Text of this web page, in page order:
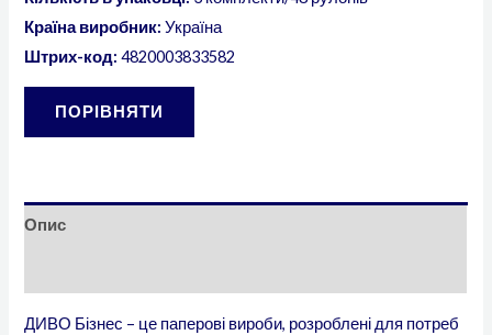
Країна виробник: Україна
Штрих-код:4820003833582
ПОРІВНЯТИ
Опис
ДИВО Бізнес – це паперові вироби, розроблені для потреб